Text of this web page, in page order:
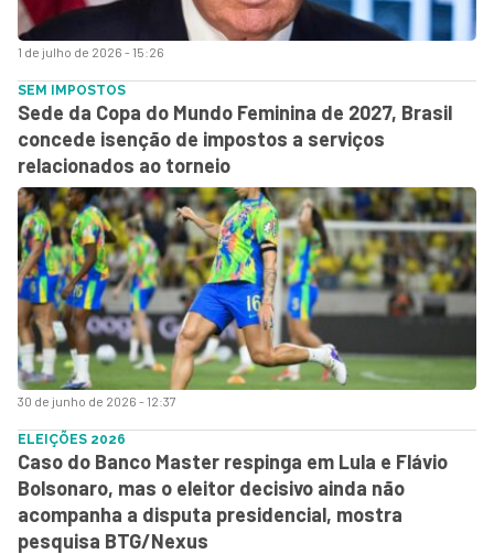
1 de julho de 2026 - 15:26
30 de junho de 2026 - 12:37
SEM IMPOSTOS
Sede da Copa do Mundo Feminina de 2027, Brasil
concede isenção de impostos a serviços
relacionados ao torneio
ELEIÇÕES 2026
Caso do Banco Master respinga em Lula e Flávio
Bolsonaro, mas o eleitor decisivo ainda não
acompanha a disputa presidencial, mostra
pesquisa BTG/Nexus